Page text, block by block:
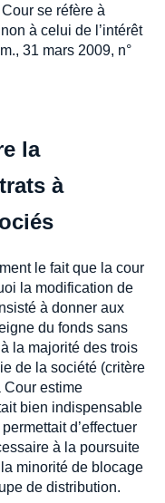
se réfère à
à celui de l’intérêt
31 mars 2009, n°
la
à
le fait que la cour
la modification de
à donner aux
du fonds sans
la majorité des trois
de la société (critère
Cour estime
bien indispensable
d’effectuer
à la poursuite
minorité de blocage
de distribution.